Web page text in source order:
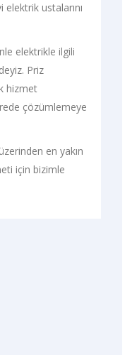
elektrik ustalarını
elektrikle ilgili
Priz
hizmet
çözümlemeye
en yakın
için bizimle